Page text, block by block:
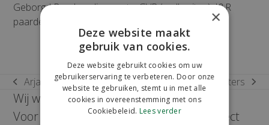
Geborgd Rundveedierenarts, GVP (melkgeiten), I&R
paardendierenarts en paardentandarts.
previous
post:
Arjan van Genugten
next
post:
Miranda Kanters
Wij werken uitsluitend volgens afspraak.
Voor simpele bezoeken kunt u deze direct
×
Deze website maakt
gebruik van cookies.
Deze website gebruikt cookies om uw
gebruikerservaring te verbeteren. Door onze
website te gebruiken, stemt u in met alle
cookies in overeenstemming met ons
Cookiebeleid. Lees verder